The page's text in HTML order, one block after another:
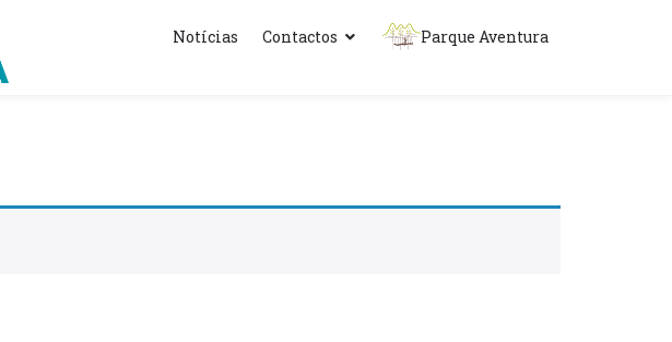
Notícias Contactos Parque Aventura